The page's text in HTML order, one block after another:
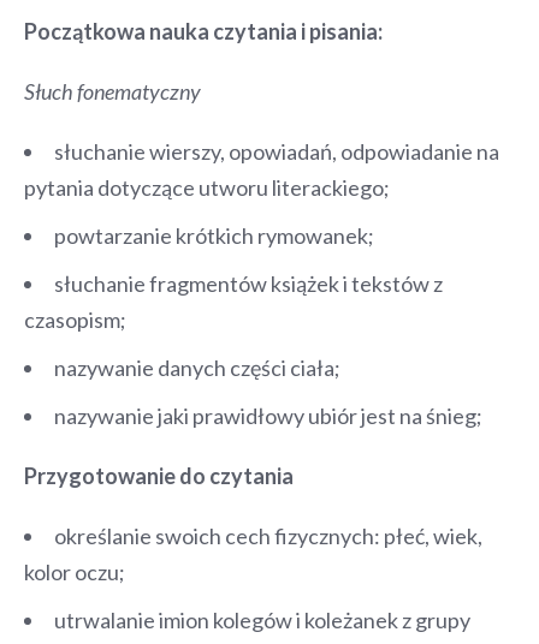
Początkowa nauka czytania i pisania:
Słuch fonematyczny
słuchanie wierszy, opowiadań, odpowiadanie na
pytania dotyczące utworu literackiego;
powtarzanie krótkich rymowanek;
słuchanie fragmentów książek i tekstów z
czasopism;
nazywanie danych części ciała;
nazywanie jaki prawidłowy ubiór jest na śnieg;
Przygotowanie do czytania
określanie swoich cech fizycznych: płeć, wiek,
kolor oczu;
utrwalanie imion kolegów i koleżanek z grupy